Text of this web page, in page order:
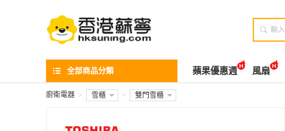

全部商品分類 蘋果優惠週 風扇
廚衛電器 > 雪櫃 > 雙門雪櫃